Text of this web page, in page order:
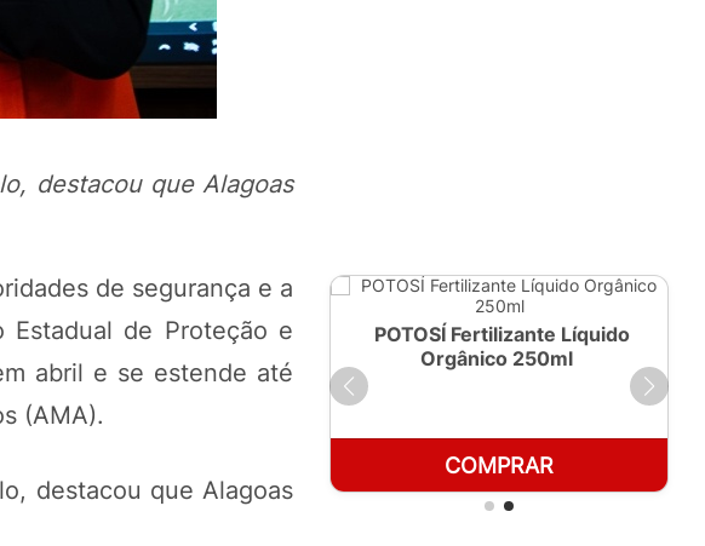
destacou que Alagoas
de segurança e a
Estadual de Proteção e
abril e se estende até
(AMA).
destacou que Alagoas
POTOSÍ Fertilizante Líquido
Orgânico 1 LT
POTOSÍ Fertilizante Líquido
Orgânico 250ml
COMPRAR